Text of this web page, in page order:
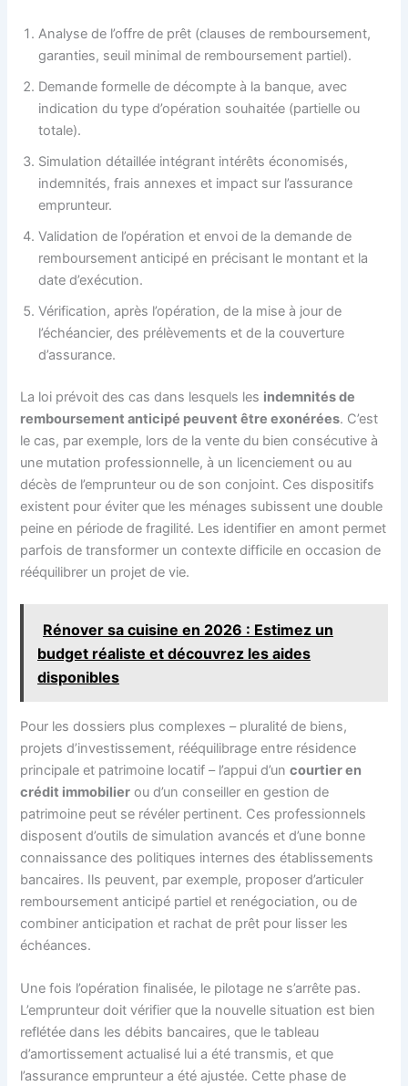
Analyse de l’offre de prêt (clauses de remboursement,
garanties, seuil minimal de remboursement partiel).
Demande formelle de décompte à la banque, avec
indication du type d’opération souhaitée (partielle ou
totale).
Simulation détaillée intégrant intérêts économisés,
indemnités, frais annexes et impact sur l’assurance
emprunteur.
Validation de l’opération et envoi de la demande de
remboursement anticipé en précisant le montant et la
date d’exécution.
Vérification, après l’opération, de la mise à jour de
l’échéancier, des prélèvements et de la couverture
d’assurance.
La loi prévoit des cas dans lesquels les indemnités de
remboursement anticipé peuvent être exonérées. C’est
le cas, par exemple, lors de la vente du bien consécutive à
une mutation professionnelle, à un licenciement ou au
décès de l’emprunteur ou de son conjoint. Ces dispositifs
existent pour éviter que les ménages subissent une double
peine en période de fragilité. Les identifier en amont permet
parfois de transformer un contexte difficile en occasion de
rééquilibrer un projet de vie.
Rénover sa cuisine en 2026 : Estimez un
budget réaliste et découvrez les aides
disponibles
Pour les dossiers plus complexes – pluralité de biens,
projets d’investissement, rééquilibrage entre résidence
principale et patrimoine locatif – l’appui d’uncourtier en
crédit immobilier ou d’un conseiller en gestion de
patrimoine peut se révéler pertinent. Ces professionnels
disposent d’outils de simulation avancés et d’une bonne
connaissance des politiques internes des établissements
bancaires. Ils peuvent, par exemple, proposer d’articuler
remboursement anticipé partiel et renégociation, ou de
combiner anticipation et rachat de prêt pour lisser les
échéances.
Une fois l’opération finalisée, le pilotage ne s’arrête pas.
L’emprunteur doit vérifier que la nouvelle situation est bien
reflétée dans les débits bancaires, que le tableau
d’amortissement actualisé lui a été transmis, et que
l’assurance emprunteur a été ajustée. Cette phase de